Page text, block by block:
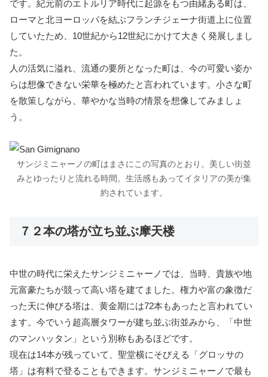
です。紀元前のエトルリア時代に起源をもつ由緒ある町は、
ローマと北ヨーロッパを結ぶフランチジェーナ街道上に位置
していたため、10世紀から12世紀にかけて大きく発展しまし
た。
人の活気に溢れ、流通の要所となった町は、今の可愛い姿か
らは想像できない栄華を極めたと言われています。小さな町
を散策しながら、華やかな当時の情景を想像してみましょ
う。
サンジミニャーノの町はまさにこの写真のとおり。美しい街並
みとゆったりと流れる時間。生活感もあってイタリアの美が集
約されています。
７２本の塔が立ち並ぶ摩天楼
中世の時代に栄えたサンジミニャーノでは、当時、貴族や地
元富豪たちが競って高い塔を建てました。権力や富の象徴だ
った天に伸びる塔は、黄金期には72本もあったと言われてい
ます。今でいう超高層タワーが建ち並ぶ街並みから、「中世
のマンハッタン」という別称もあるほどです。
現在は14本が残っていて、聖堂横にそびえる「グロッサの
塔」は有料で登ることもできます。サンジミニャーノで最も